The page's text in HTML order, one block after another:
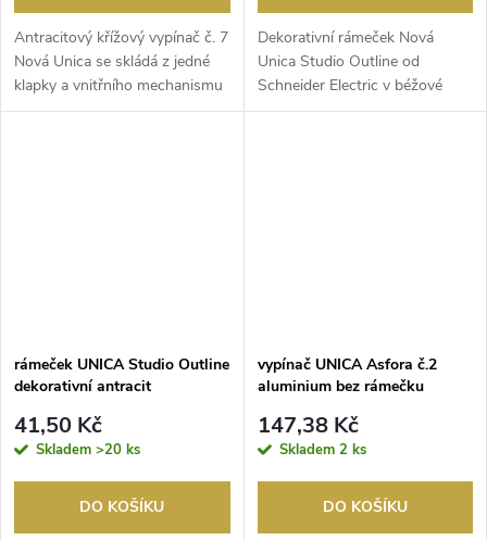
Antracitový křížový vypínač č. 7
Nová Unica se skládá z jedné
klapky a vnitřního mechanismu
se způso...
Dekorativní rámeček Nová
Unica Studio Outline od
Schneider Electric v béžové
barvě vám pomůže spolu...
rámeček UNICA Studio Outline
dekorativní antracit
41,50 Kč
Skladem >20 ks
DO KOŠÍKU
vypínač UNICA Asfora č.2
aluminium bez rámečku
147,38 Kč
Skladem 2 ks
DO KOŠÍKU